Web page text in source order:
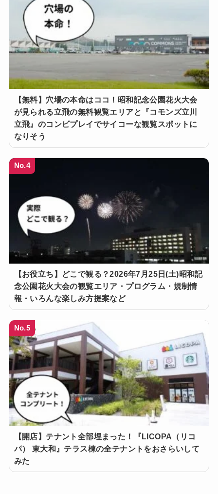
【無料】穴場の本命はココ！昭和記念公園花火大会
が見られる立飛の無料観覧エリアと『コモンズ立川
立飛』のコンビプレイでサイコーな観覧スポットに
なりそう
No.4
【お役立ち】どこで観る？2026年7月25日(土)昭和記
念公園花火大会の観覧エリア・プログラム・規制情
報・いろんな楽しみ方提案など
No.5
【開店】テナント全部埋まった！『LICOPA（リコ
パ） 東大和』テラス棟の全テナントをおさらいして
みた